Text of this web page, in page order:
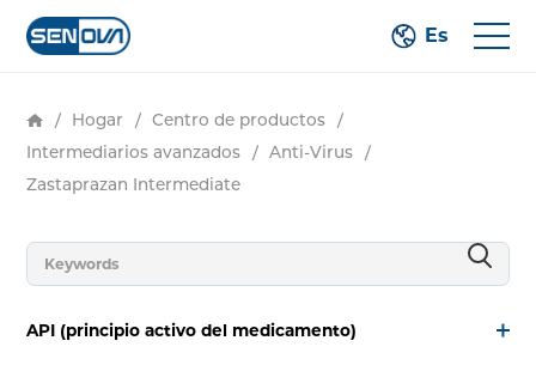
Es
/ Hogar / Centro de productos
/
Intermediarios avanzados
/ Anti-Virus
/
Zastaprazan Intermediate
API (principio activo del medicamento)